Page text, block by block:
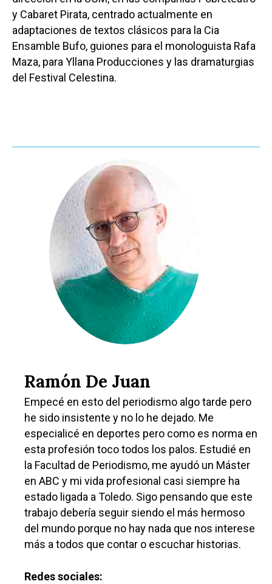
y Cabaret Pirata, centrado actualmente en
adaptaciones de textos clásicos para la Cia
Ensamble Bufo, guiones para el monologuista Rafa
Maza, para Yllana Producciones y las dramaturgias
del Festival Celestina.
Ramón De Juan
Empecé en esto del periodismo algo tarde pero
he sido insistente y no lo he dejado. Me
especialicé en deportes pero como es norma en
esta profesión toco todos los palos. Estudié en
la Facultad de Periodismo, me ayudó un Máster
en ABC y mi vida profesional casi siempre ha
estado ligada a Toledo. Sigo pensando que este
trabajo debería seguir siendo el más hermoso
del mundo porque no hay nada que nos interese
más a todos que contar o escuchar historias.
Redes sociales:
Sucesos
Medio Ambiente
Planeta Rural